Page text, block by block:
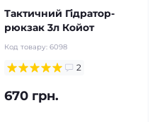
Тактичний Гідратор-
рюкзак 3л Койот
Код товару: 6098
2
670 грн.